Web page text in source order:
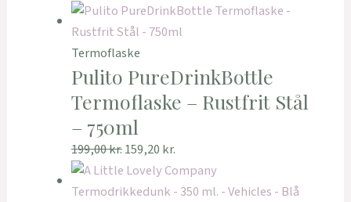
Termoflaske
Pulito PureDrinkBottle
Termoflaske – Rustfrit Stål
– 750ml
199,00kr.159,20 kr.